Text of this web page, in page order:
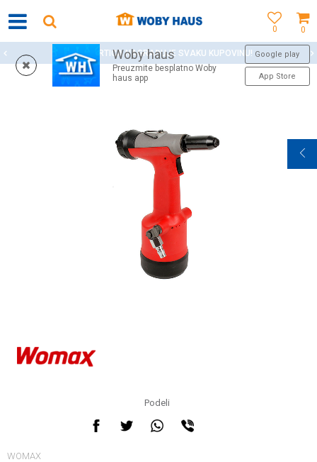
0
0
Woby haus
Preuzmite besplatno Woby
haus app
Google play
App Store
WOBY KARTICA NAGRAĐUJE SVAKU KUPOVINU!
Podeli
WOMAX